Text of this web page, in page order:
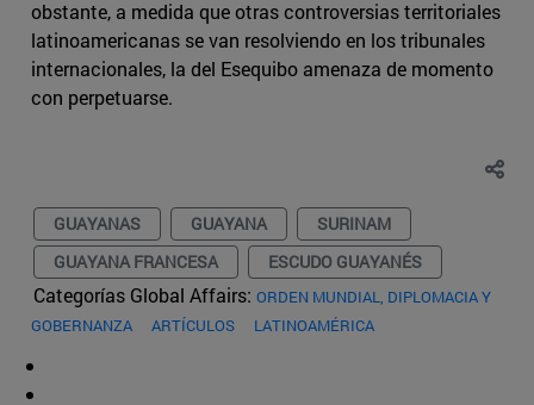
obstante, a medida que otras controversias territoriales
latinoamericanas se van resolviendo en los tribunales
internacionales, la del Esequibo amenaza de momento
con perpetuarse.
GUAYANAS GUAYANA
SURINAM
GUAYANA FRANCESA
ESCUDO GUAYANÉS
Categorías Global Affairs: ORDEN MUNDIAL, DIPLOMACIA Y
GOBERNANZA
ARTÍCULOS LATINOAMÉRICA